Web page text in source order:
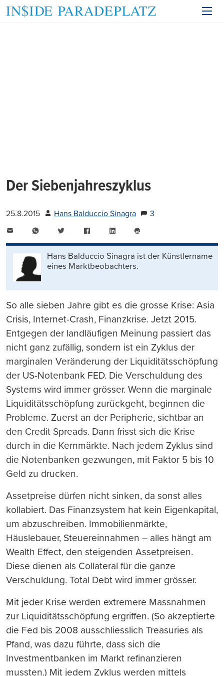
Der Siebenjahreszyklus
25.8.2015 Hans Balduccio Sinagra
3
WhatsAppTwitter FacebookLinkedIn
drucken
Hans Balduccio Sinagra ist der Künstlername
eines Marktbeobachters.
So alle sieben Jahre gibt es die grosse Krise: Asia
Crisis, Internet-Crash, Finanzkrise. Jetzt 2015.
Entgegen der landläufigen Meinung passiert das
nicht ganz zufällig, sondern ist ein Zyklus der
marginalen Veränderung der Liquiditätsschöpfung
der US-Notenbank FED. Die Verschuldung des
Systems wird immer grösser. Wenn die marginale
Liquiditätsschöpfung zurückgeht, beginnen die
Probleme. Zuerst an der Peripherie, sichtbar an
den Credit Spreads. Dann frisst sich die Krise
durch in die Kernmärkte. Nach jedem Zyklus sind
die Notenbanken gezwungen, mit Faktor 5 bis 10
Geld zu drucken.
Assetpreise dürfen nicht sinken, da sonst alles
kollabiert. Das Finanzsystem hat kein Eigenkapital,
um abzuschreiben. Immobilienmärkte,
Häuslebauer, Steuereinnahmen – alles hängt am
Wealth Effect, den steigenden Assetpreisen.
Diese dienen als Collateral für die ganze
Verschuldung. Total Debt wird immer grösser.
Mit jeder Krise werden extremere Massnahmen
zur Liquiditätsschöpfung ergriffen. (So akzeptierte
die Fed bis 2008 ausschliesslich Treasuries als
Pfand, was dazu führte, dass sich die
Investmentbanken im Markt refinanzieren
mussten.) Mit jedem Zyklus werden mittels